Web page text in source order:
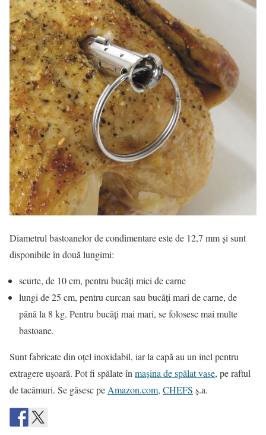
Diametrul bastoanelor de condimentare este de 12,7 mm şi sunt
disponibile în două lungimi:
scurte, de 10 cm, pentru bucăţi mici de carne
lungi de 25 cm, pentru curcan sau bucăţi mari de carne, de
până la 8 kg. Pentru bucăţi mai mari, se folosesc mai multe
bastoane.
Sunt fabricate din oţel inoxidabil, iar la capă au un inel pentru
extragere uşoară. Pot fi spălate în maşina de spălat vase, pe raftul
de tacâmuri. Se găsesc pe Amazon.com, CHEFS ş.a.